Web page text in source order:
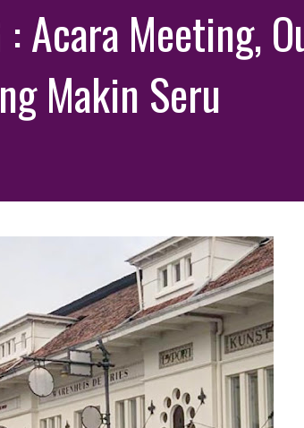
: Acara Meeting,
Makin Seru